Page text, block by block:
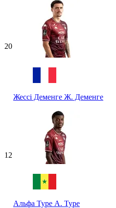
20
Жессі Деменге Ж. Деменге
12
Альфа Туре А. Туре